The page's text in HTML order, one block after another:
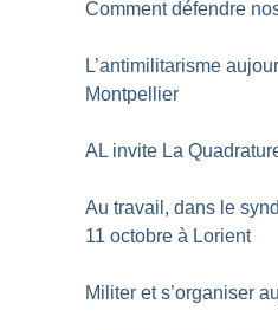
Comment défendre
L’antimilitarisme
Montpellier
AL invite La
Au travail, dans le
11 octobre à Lorient
Militer et s’organiser